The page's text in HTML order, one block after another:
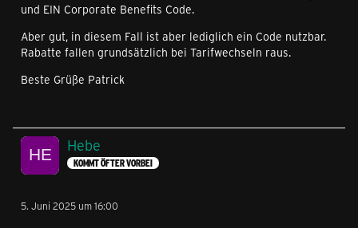
und EIN Corporate Benefits Code.
Aber gut, in diesem Fall ist aber lediglich ein Code nutzbar.
Rabatte fallen grundsätzlich bei Tarifwechseln raus.
Beste Grüße Patrick
Hebe
KOMMT ÖFTER VORBEI
5. Juni 2025 um 16:00